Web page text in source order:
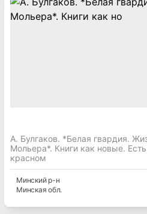
А. Булгаков. *Белая гвардия.
Мольера*. Книги как новые.
красном
Минскийр-н
Минская обл.